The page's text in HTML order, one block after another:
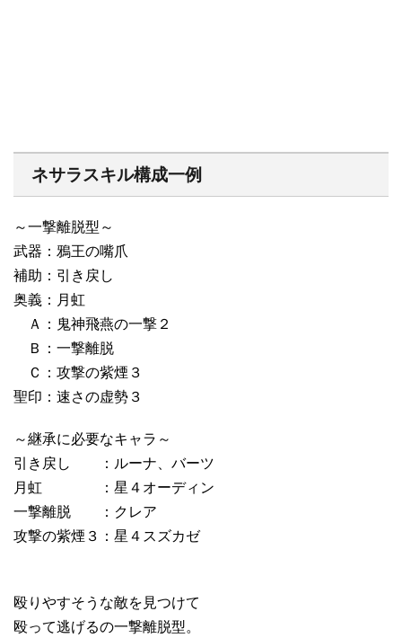
ネサラスキル構成一例
～一撃離脱型～
武器：鴉王の嘴爪
補助：引き戻し
奥義：月虹
Ａ：鬼神飛燕の一撃２
Ｂ：一撃離脱
Ｃ：攻撃の紫煙３
聖印：速さの虚勢３
～継承に必要なキャラ～
引き戻し ：ルーナ、バーツ
月虹 ：星４オーディン
一撃離脱 ：クレア
攻撃の紫煙３：星４スズカゼ
殴りやすそうな敵を見つけて
殴って逃げるの一撃離脱型。